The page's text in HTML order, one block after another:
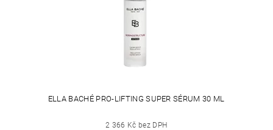
ELLA BACHÉ PRO-LIFTING SUPER SÉRUM 30 ML
2 366 Kč bez DPH